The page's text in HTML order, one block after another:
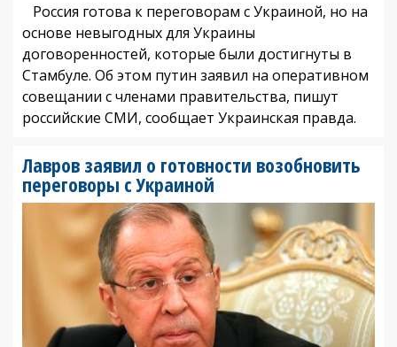
Россия готова к переговорам с Украиной, но на
основе невыгодных для Украины
договоренностей, которые были достигнуты в
Стамбуле. Об этом путин заявил на оперативном
совещании с членами правительства, пишут
российские СМИ, сообщает Украинская правда.
Лавров заявил о готовности возобновить
переговоры с Украиной